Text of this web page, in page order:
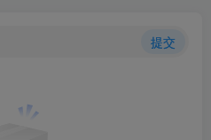
提交